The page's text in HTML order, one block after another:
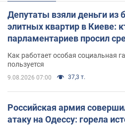
Депутаты взяли деньги из
элитных квартир в Киеве:
парламентариев просил
поселился
Как работает особая социальная
пользуется
9.08.2026 07:00 37,3 т.
Российская армия
атаку на Одессу: горела